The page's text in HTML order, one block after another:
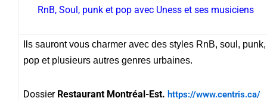
RnB, Soul, punk et pop avec Uness et ses musiciens
Ils sauront vous charmer avec des styles RnB, soul, punk,
pop et plusieurs autres genres urbaines.
Dossier Restaurant Montréal-Est. https://www.centris.ca/